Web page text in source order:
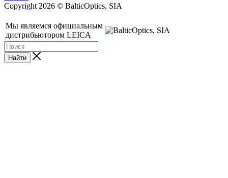
Copyright 2026 © BalticOptics, SIA
Мы являемся официальным
дистрибьютором LEICA
Найти